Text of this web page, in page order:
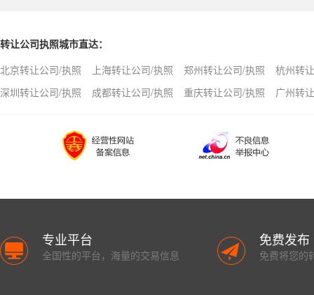
转让公司执照城市直达：
北京转让公司/执照
上海转让公司/执照 郑州转让公司/执照
杭州转
深圳转让公司/执照
成都转让公司/执照 重庆转让公司/执照 广州转
专业平台
全国性的平台，海量的交易信息
免费发布
免费将您的